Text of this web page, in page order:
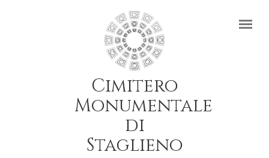
Cimitero
Monumentale
di
Staglieno